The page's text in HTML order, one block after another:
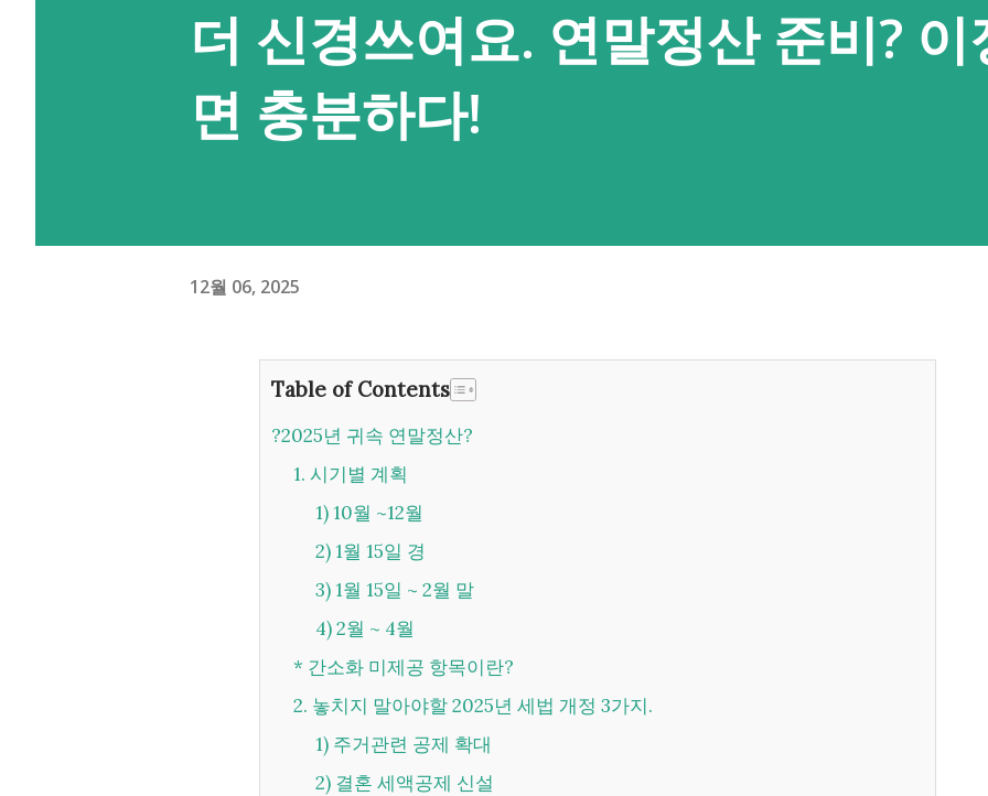
더 신경쓰여요. 연말정산 준비? 이
면 충분하다!
12월 06, 2025
Table of Contents
?2025년 귀속 연말정산?
1. 시기별 계획
1) 10월 ~12월
2) 1월 15일 경
3) 1월 15일 ~ 2월 말
4) 2월 ~ 4월
* 간소화 미제공 항목이란?
2. 놓치지 말아야할 2025년 세법 개정 3가지.
1) 주거관련 공제 확대
2) 결혼 세액공제 신설